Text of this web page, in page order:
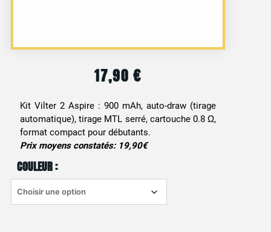
17,90€
Kit Vilter 2 Aspire : 900 mAh, auto-draw (tirage
automatique), tirage MTL serré, cartouche 0.8 Ω,
format compact pour débutants.
Prix moyens constatés: 19,90€
COULEUR :